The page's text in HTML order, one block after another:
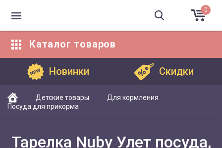
0
Каталог товаров
Новинки Скидки
Детские товары
Для кормления
Посуда для прикорма
Тарелка Nuby Улет посуда,